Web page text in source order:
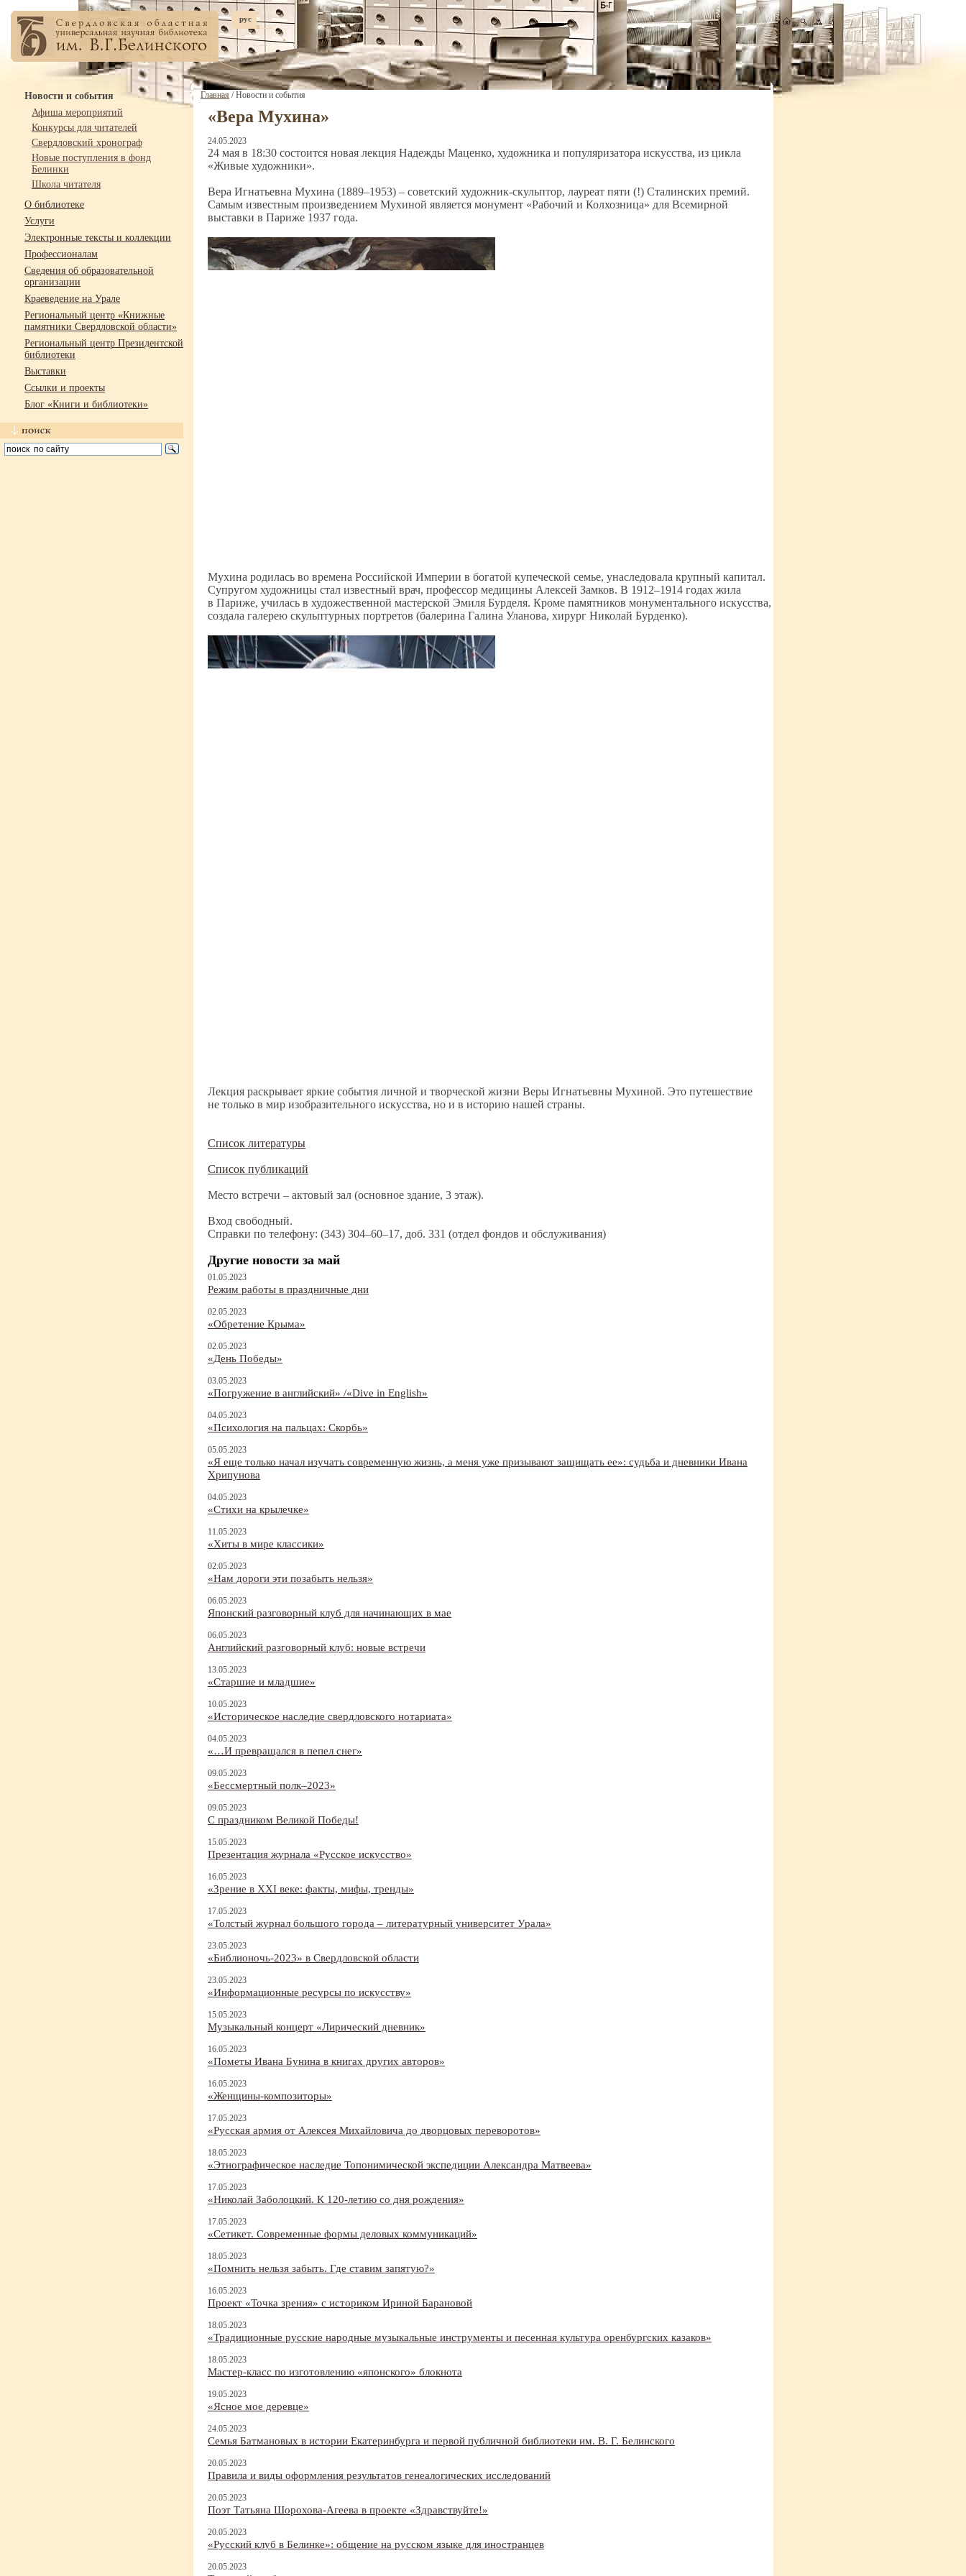
рус
Новости и события
Афиша мероприятий
Конкурсы для читателей
Свердловский хронограф
Новые поступления в фонд
Белинки
Школа читателя
О библиотеке
Услуги
Электронные тексты и коллекции
Профессионалам
Сведения об образовательной
организации
Краеведение на Урале
Региональный центр «Книжные
памятники Свердловской области»
Региональный центр Президентской
библиотеки
Выставки
Ссылки и проекты
Блог «Книги и библиотеки»
Главная / Новости и события
«Вера Мухина»
24.05.2023
24 мая в 18:30 состоится новая лекция Надежды Маценко, художника и популяризатора искусства, из цикла
«Живые художники».
Вера Игнатьевна Мухина (1889–1953) – советский художник-скульптор, лауреат пяти (!) Сталинских премий.
Самым известным произведением Мухиной является монумент «Рабочий и Колхозница» для Всемирной
выставки в Париже 1937 года.
Мухина родилась во времена Российской Империи в богатой купеческой семье, унаследовала крупный капитал.
Супругом художницы стал известный врач, профессор медицины Алексей Замков. В 1912–1914 годах жила
в Париже, училась в художественной мастерской Эмиля Бурделя. Кроме памятников монументального искусства,
создала галерею скульптурных портретов (балерина Галина Уланова, хирург Николай Бурденко).
Лекция раскрывает яркие события личной и творческой жизни Веры Игнатьевны Мухиной. Это путешествие
не только в мир изобразительного искусства, но и в историю нашей страны.
Список литературы
Список публикаций
Место встречи – актовый зал (основное здание, 3 этаж).
Вход свободный.
Справки по телефону: (343) 304–60–17, доб. 331 (отдел фондов и обслуживания)
Другие новости за май
01.05.2023
Режим работы в праздничные дни
02.05.2023
«Обретение Крыма»
02.05.2023
«День Победы»
03.05.2023
«Погружение в английский» /«Dive in English»
04.05.2023
«Психология на пальцах: Скорбь»
05.05.2023
«Я еще только начал изучать современную жизнь, а меня уже призывают защищать ее»: судьба и дневники Ивана
Хрипунова
04.05.2023
«Стихи на крылечке»
11.05.2023
«Хиты в мире классики»
02.05.2023
«Нам дороги эти позабыть нельзя»
06.05.2023
Японский разговорный клуб для начинающих в мае
06.05.2023
Английский разговорный клуб: новые встречи
13.05.2023
«Старшие и младшие»
10.05.2023
«Историческое наследие свердловского нотариата»
04.05.2023
«…И превращался в пепел снег»
09.05.2023
«Бессмертный полк–2023»
09.05.2023
С праздником Великой Победы!
15.05.2023
Презентация журнала «Русское искусство»
16.05.2023
«Зрение в XXI веке: факты, мифы, тренды»
17.05.2023
«Толстый журнал большого города – литературный университет Урала»
23.05.2023
«Библионочь-2023» в Свердловской области
23.05.2023
«Информационные ресурсы по искусству»
15.05.2023
Музыкальный концерт «Лирический дневник»
16.05.2023
«Пометы Ивана Бунина в книгах других авторов»
16.05.2023
«Женщины-композиторы»
17.05.2023
«Русская армия от Алексея Михайловича до дворцовых переворотов»
18.05.2023
«Этнографическое наследие Топонимической экспедиции Александра Матвеева»
17.05.2023
«Николай Заболоцкий. К 120-летию со дня рождения»
17.05.2023
«Сетикет. Современные формы деловых коммуникаций»
18.05.2023
«Помнить нельзя забыть. Где ставим запятую?»
16.05.2023
Проект «Точка зрения» с историком Ириной Барановой
18.05.2023
«Традиционные русские народные музыкальные инструменты и песенная культура оренбургских казаков»
18.05.2023
Мастер-класс по изготовлению «японского» блокнота
19.05.2023
«Ясное мое деревце»
24.05.2023
Семья Батмановых в истории Екатеринбурга и первой публичной библиотеки им. В. Г. Белинского
20.05.2023
Правила и виды оформления результатов генеалогических исследований
20.05.2023
Поэт Татьяна Шорохова-Агеева в проекте «Здравствуйте!»
20.05.2023
«Русский клуб в Белинке»: общение на русском языке для иностранцев
20.05.2023